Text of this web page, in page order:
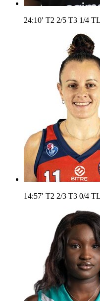
24:10′ T2 2/5 T3 1/4 TL
14:57′ T2 2/3 T3 0/4 TL